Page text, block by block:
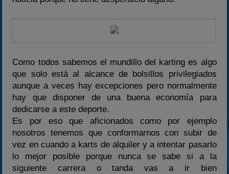
Como todos sabemos el mundillo del karting es algo
que solo está al alcance de bolsillos privilegiados
aunque a veces hay excepciones pero normalmente
hay que disponer de una buena economía para
dedicarse a este deporte.
Es por eso que aficionados como por ejemplo
nosotros tenemos que conformarnos con subir de
vez en cuando a karts de alquiler y a intentar pasarlo
lo mejor posible porque nunca se sabe si a la
siguiente carrera o tanda vas a ir bien